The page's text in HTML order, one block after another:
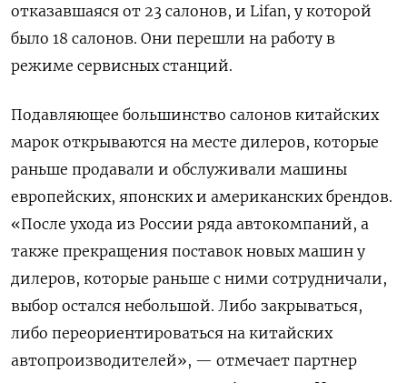
отказавшаяся от 23 салонов, и Lifan, у которой
было 18 салонов. Они перешли на работу в
режиме сервисных станций.
Подавляющее большинство салонов китайских
марок открываются на месте дилеров, которые
раньше продавали и обслуживали машины
европейских, японских и американских брендов.
«После ухода из России ряда автокомпаний, а
также прекращения поставок новых машин у
дилеров, которые раньше с ними сотрудничали,
выбор остался небольшой. Либо закрываться,
либо переориентироваться на китайских
автопроизводителей», — отмечает партнер